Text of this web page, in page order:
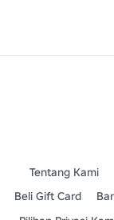
Tentang Kami
Beli Gift Card